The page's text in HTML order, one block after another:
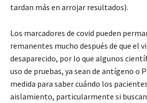
tardan más en arrojar resultados).
Los marcadores de covid pueden
remanentes mucho después de que el
desaparecido, por lo que algunos
uso de pruebas, ya sean de antígeno o
medida para saber cuándo los
aislamiento, particularmente si